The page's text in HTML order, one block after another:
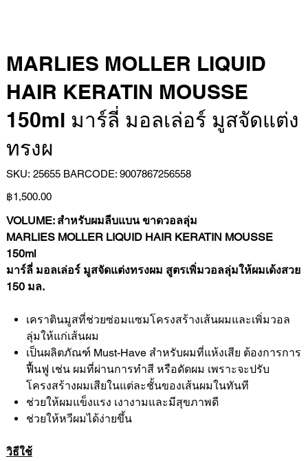
MARLIES MOLLER LIQUID
HAIR KERATIN MOUSSE
150ml มาร์ลี่ มอลเล่อร์ มูสจัดแต่ง
ทรงผ
SKU: SKU
25655
9007867256558
25655 BARCODE: 9007867256558
Price
฿1,500.00
VOLUME: สำหรับผมลีบแบน ขาดวอลลุ่ม
MARLIES MOLLER LIQUID HAIR KERATIN MOUSSE
150ml
มาร์ลี่ มอลเล่อร์ มูสจัดแต่งทรงผม สูตรเพิ่มวอลลุ่มให้ผมเด้งสวย
150 มล.
เคราตินมูสที่ช่วยซ่อมแซมโครงสร้างเส้นผมและเพิ่มวอล
ลุ่มให้แก่เส้นผม
เป็นผลิตภัณฑ์ Must-Have สำหรับผมที่แห้งเสีย ต้องการการ
ฟื้นฟู เช่น ผมที่ผ่านการทำสี หรือดัดผม เพราะจะปรับ
โครงสร้างผมเสียในแต่ละชั้นของเส้นผมในทันที
ช่วยให้ผมแข็งแรง เงางามและมีสุขภาพดี
ช่วยให้หวีผมได้ง่ายขึ้น
วิธีใช้